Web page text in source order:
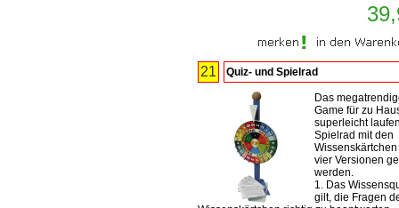
21 Quiz- und Spielrad
Das
Game für zu
superleicht
Spielrad mit den
vier Versionen
werden.
1. Das
gilt, die Fragen